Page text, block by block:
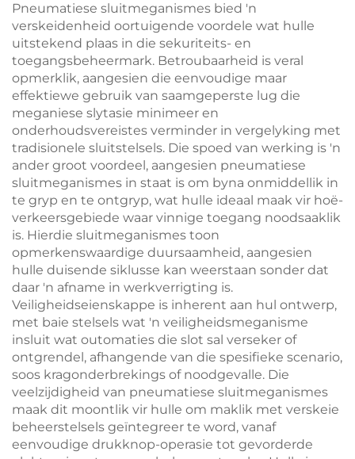
Pneumatiese sluitmeganismes bied 'n
verskeidenheid oortuigende voordele wat hulle
uitstekend plaas in die sekuriteits- en
toegangsbeheermark. Betroubaarheid is veral
opmerklik, aangesien die eenvoudige maar
effektiewe gebruik van saamgeperste lug die
meganiese slytasie minimeer en
onderhoudsvereistes verminder in vergelyking met
tradisionele sluitstelsels. Die spoed van werking is 'n
ander groot voordeel, aangesien pneumatiese
sluitmeganismes in staat is om byna onmiddellik in
te gryp en te ontgryp, wat hulle ideaal maak vir hoë-
verkeersgebiede waar vinnige toegang noodsaaklik
is. Hierdie sluitmeganismes toon
opmerkenswaardige duursaamheid, aangesien
hulle duisende siklusse kan weerstaan sonder dat
daar 'n afname in werkverrigting is.
Veiligheidseienskappe is inherent aan hul ontwerp,
met baie stelsels wat 'n veiligheidsmeganisme
insluit wat outomaties die slot sal verseker of
ontgrendel, afhangende van die spesifieke scenario,
soos kragonderbrekings of noodgevalle. Die
veelzijdigheid van pneumatiese sluitmeganismes
maak dit moontlik vir hulle om maklik met verskeie
beheerstelsels geïntegreer te word, vanaf
eenvoudige drukknop-operasie tot gevorderde